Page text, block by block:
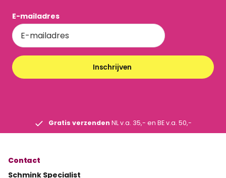
E-mailadres
Inschrijven
Gratis verzenden NL v.a. 35,- en BE v.a. 50,-
Contact
Schmink Specialist